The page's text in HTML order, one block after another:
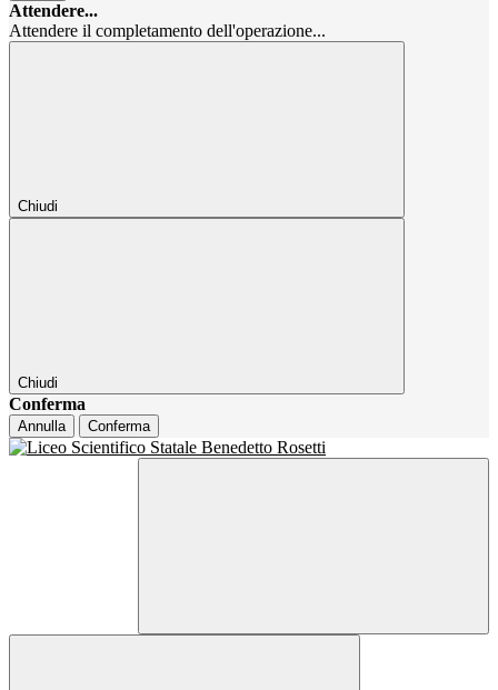
Attendere...
Attendere il completamento dell'operazione...
Chiudi
Chiudi
Conferma
Annulla Conferma